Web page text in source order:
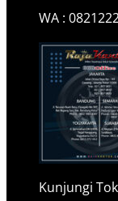
WA :
Kunjungi